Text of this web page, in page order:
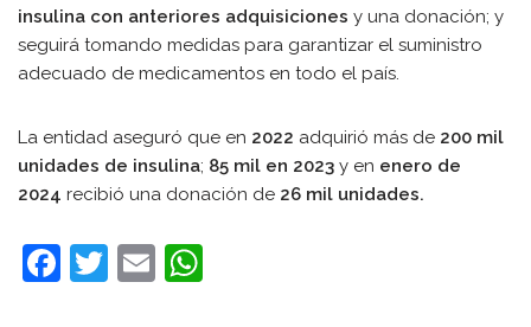
insulina con anteriores adquisiciones y una donación; y
seguirá tomando medidas para garantizar el suministro
adecuado de medicamentos en todo el país.
La entidad aseguró que en 2022 adquirió más de 200 mil
unidades de insulina; 85 mil en 2023 y en enero de
2024 recibió una donación de 26 mil unidades.
F
T
E